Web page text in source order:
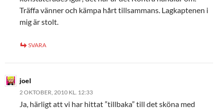
Träffa vänner och kämpa hårt tillsammans. Lagkaptenen i
mig är stolt.
SVARA
joel
2 OKTOBER, 2010 KL. 12:33
Ja, härligt att vi har hittat ”tillbaka” till det sköna med